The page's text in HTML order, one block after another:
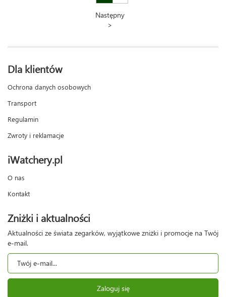
Następny
>
Dla klientów
Ochrona danych osobowych
Transport
Regulamin
Zwroty i reklamacje
iWatchery.pl
O nas
Kontakt
Zniżki i aktualności
Aktualności ze świata zegarków, wyjątkowe zniżki i promocje na Twój
e-mail.
Zaloguj się